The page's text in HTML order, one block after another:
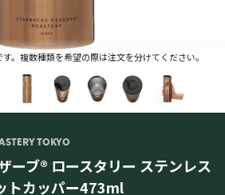
。複数種類を希望の際は注文を分けてください。
TOKYO
ーブ® ロースタリー ステンレス
トカッパー473ml